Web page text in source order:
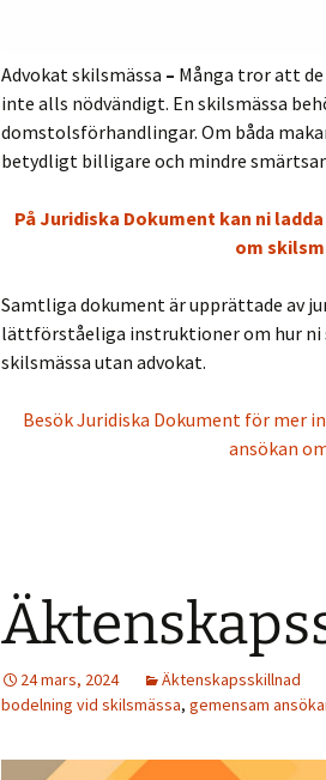
Skilsmässa
Advokat skilsmässa – Många tror att
inte alls nödvändigt. En skilsmässa
domstolsförhandlingar. Om båda
betydligt billigare och mindre
På Juridiska Dokument kan ni
om
Samtliga dokument är upprättade av
lättförståeliga instruktioner om hur
skilsmässa utan advokat.
Besök Juridiska Dokument för mer
ansökan
24 mars, 2024 Äktenskapsskillnad
bodelning vid skilsmässa, gemensam